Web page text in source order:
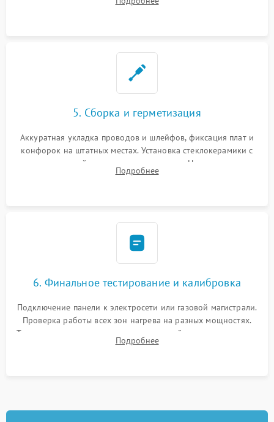
дорожек. Очистка контактов и замена поврежденной
5. Сборка и герметизация
Аккуратная укладка проводов и шлейфов, фиксация плат и
конфорок на штатных местах. Установка стеклокерамики с
проверкой равномерности зазоров. Нанесение
термостойкого герметика или укладка уплотнительной
Подробнее
6. Финальное тестирование и калибровка
Подключение панели к электросети или газовой магистрали.
Проверка работы всех зон нагрева на разных мощностях.
Тестирование сенсорного управления, таймера, индикаторов
остаточного тепла и систем защиты от перегрева.
Подробнее